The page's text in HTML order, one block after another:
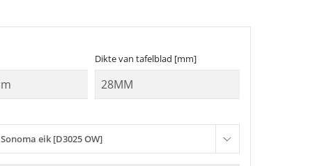
Sonoma eik [D3025 OW]
Dikte van tafelblad [mm]